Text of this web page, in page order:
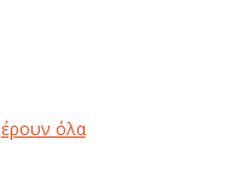
όλα